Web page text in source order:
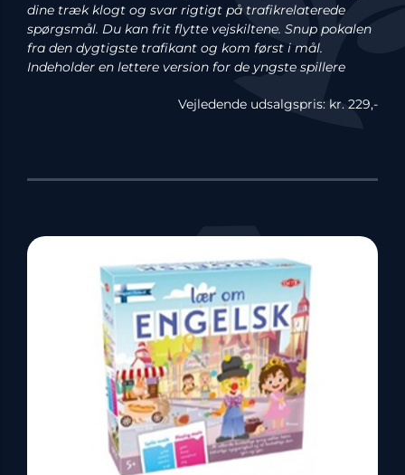
dine træk klogt og svar rigtigt på trafikrelaterede
spørgsmål. Du kan frit flytte vejskiltene. Snup pokalen
fra den dygtigste trafikant og kom først i mål.
Indeholder en lettere version for de yngste spillere
Vejledende udsalgspris: kr. 229,-